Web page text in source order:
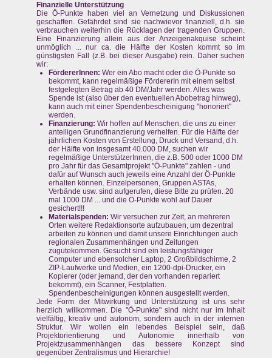
Finanzielle Unterstützung
Die Ö-Punkte haben viel an Vernetzung und Diskussionen
geschaffen. Gefährdet sind sie nachwievor finanziell, d.h. sie
verbrauchen weiterhin die Rücklagen der tragenden Gruppen.
Eine Finanzierung allein aus der Anzeigenakquise scheint
unmöglich ... nur ca. die Hälfte der Kosten kommt so im
günstigsten Fall (z.B. bei dieser Ausgabe) rein. Daher suchen
wir:
FördererInnen: Wer ein Abo macht oder die Ö-Punkte so
bekommt, kann regelmäßige FördererIn mit einem selbst
festgelegten Betrag ab 40 DM/Jahr werden. Alles was
Spende ist (also über den eventuellen Abobetrag hinweg),
kann auch mit einer Spendenbescheinigung "honoriert"
werden.
Finanzierung: Wir hoffen auf Menschen, die uns zu einer
anteiligen Grundfinanzierung verhelfen. Für die Hälfte der
jährlichen Kosten von Erstellung, Druck und Versand, d.h.
der Hälfte von insgesamt 40.000 DM, suchen wir
regelmäßige UnterstützerInnen, die z.B. 500 oder 1000 DM
pro Jahr für das Gesamtprojekt "Ö-Punkte" zahlen - und
dafür auf Wunsch auch jeweils eine Anzahl der Ö-Punkte
erhalten können. Einzelpersonen, Gruppen ASTAs,
Verbände usw. sind aufgerufen, diese Bitte zu prüfen. 20
mal 1000 DM ... und die Ö-Punkte wohl auf Dauer
gesichert!!!
Materialspenden: Wir versuchen zur Zeit, an mehreren
Orten weitere Redaktionsorte aufzubauen, um dezentral
arbeiten zu können und damit unsere Einrichtungen auch
regionalen Zusammenhängen und Zeitungen
zugutekommen. Gesucht sind ein leistungsfähiger
Computer und ebensolcher Laptop, 2 Großbildschirme, 2
ZIP-Laufwerke und Medien, ein 1200-dpi-Drucker, ein
Kopierer (oder jemand, der den vorhanden repariert
bekommt), ein Scanner, Festplatten.
Spendenbescheinigungen können ausgestellt werden.
Jede Form der Mitwirkung und Unterstützung ist uns sehr
herzlich willkommen. Die "Ö-Punkte" sind nicht nur im Inhalt
vielfältig, kreativ und autonom, sondern auch in der internen
Struktur. Wir wollen ein lebendes Beispiel sein, daß
Projektorientierung und Autonomie innerhalb von
Projektzusammenhängen das bessere Konzept sind
gegenüber Zentralismus und Hierarchie!